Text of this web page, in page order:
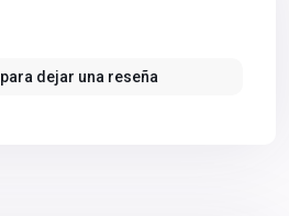
para dejar una reseña